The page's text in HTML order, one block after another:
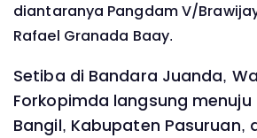
diantaranya Pangdam V/
Rafael Granada Baay.
Setiba di Bandara Juanda,
Forkopimda langsung
Bangil, Kabupaten Pasuruan,